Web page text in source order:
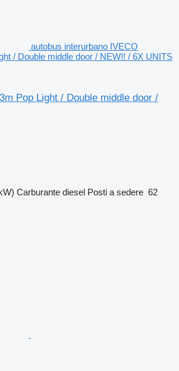
autobus interurbano IVECO
/ Double middle door / NEW!! / 6X UNITS
Pop Light / Double middle door /
Carburante diesel Posti a sedere 62